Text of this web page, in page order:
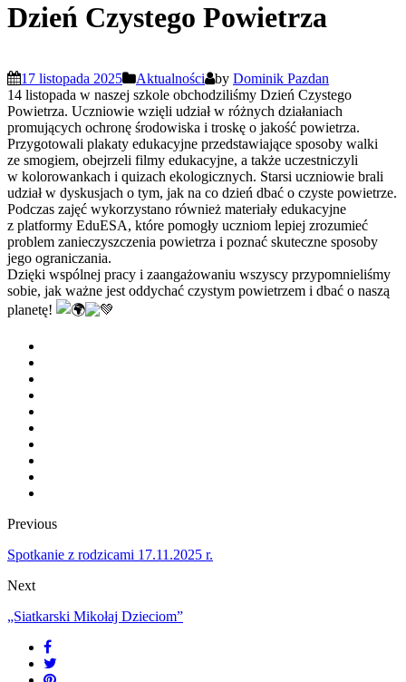
Dzień Czystego Powietrza
17 listopada 2025 Aktualności by Dominik Pazdan
14 listopada w naszej szkole obchodziliśmy Dzień Czystego
Powietrza. Uczniowie wzięli udział w różnych działaniach
promujących ochronę środowiska i troskę o jakość powietrza.
Przygotowali plakaty edukacyjne przedstawiające sposoby walki
ze smogiem, obejrzeli filmy edukacyjne, a także uczestniczyli
w kolorowankach i quizach ekologicznych. Starsi uczniowie brali
udział w dyskusjach o tym, jak na co dzień dbać o czyste powietrze.
Podczas zajęć wykorzystano również materiały edukacyjne
z platformy EduESA, które pomogły uczniom lepiej zrozumieć
problem zanieczyszczenia powietrza i poznać skuteczne sposoby
jego ograniczania.
Dzięki wspólnej pracy i zaangażowaniu wszyscy przypomnieliśmy
sobie, jak ważne jest oddychać czystym powietrzem i dbać o naszą
planetę!
Previous
Spotkanie z rodzicami 17.11.2025 r.
Next
„Siatkarski Mikołaj Dzieciom”